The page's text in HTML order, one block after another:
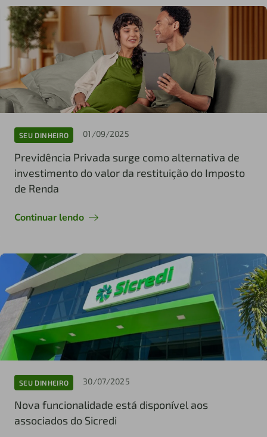
SEU DINHEIRO 01/09/2025
Previdência Privada surge como alternativa de
investimento do valor da restituição do Imposto
de Renda
Continuar lendo
SEU DINHEIRO 30/07/2025
Nova funcionalidade está disponível aos
associados do Sicredi